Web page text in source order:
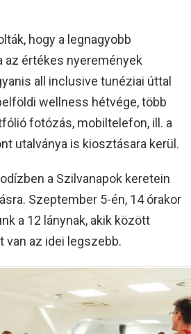
hogy a legnagyobb
az értékes nyeremények
all inclusive tunéziai úttal
wellness hétvége, több
fotózás, mobiltelefon, ill. a
utalványa is kiosztásara kerül.
a Szilvanapok keretein
Szeptember 5-én, 14 órakor
a 12 lánynak, akik között
az idei legszebb.